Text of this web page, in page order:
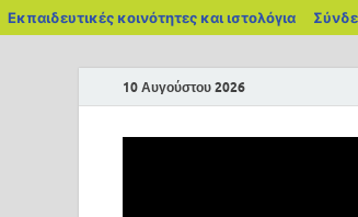
Εκπαιδευτικές κοινότητες και ιστολόγια
10 Αυγούστου 2026